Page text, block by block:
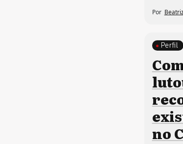
Por
Perfil
no